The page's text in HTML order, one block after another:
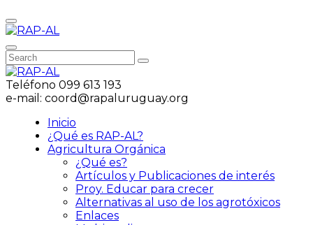
Teléfono 099 613 193
e-mail: coord@rapaluruguay.org
Inicio
¿Qué es RAP-AL?
Agricultura Orgánica
¿Qué es?
Artículos y Publicaciones de interés
Proy. Educar para crecer
Alternativas al uso de los agrotóxicos
Enlaces